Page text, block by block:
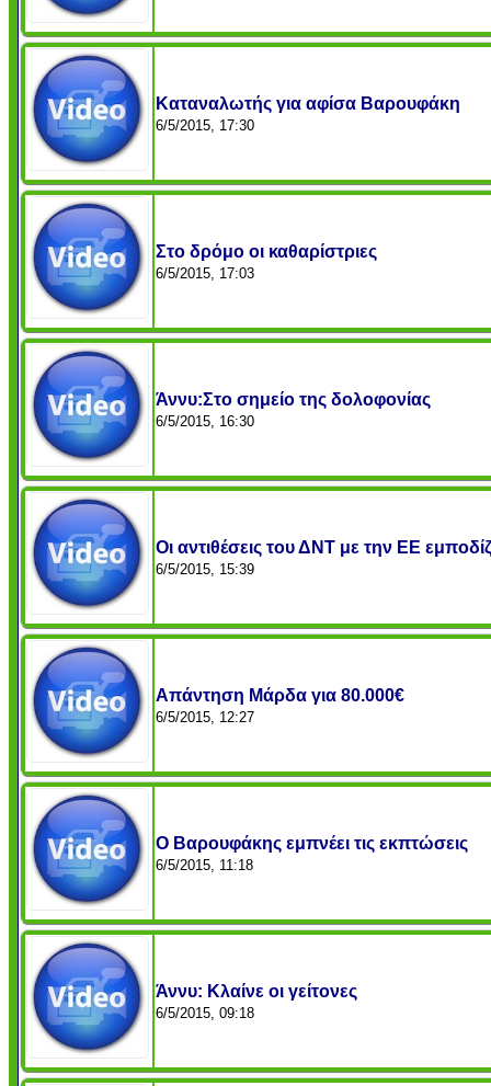
Καταναλωτής για αφίσα Βαρουφάκη
6/5/2015, 17:30
Στο δρόμο οι καθαρίστριες
6/5/2015, 17:03
Άννυ:Στο σημείο της δολοφονίας
6/5/2015, 16:30
Οι αντιθέσεις του ΔΝΤ με την ΕΕ
6/5/2015, 15:39
Απάντηση Μάρδα για 80.000€
6/5/2015, 12:27
Ο Βαρουφάκης εμπνέει τις εκπτώσεις
6/5/2015, 11:18
Άννυ: Κλαίνε οι γείτονες
6/5/2015, 09:18